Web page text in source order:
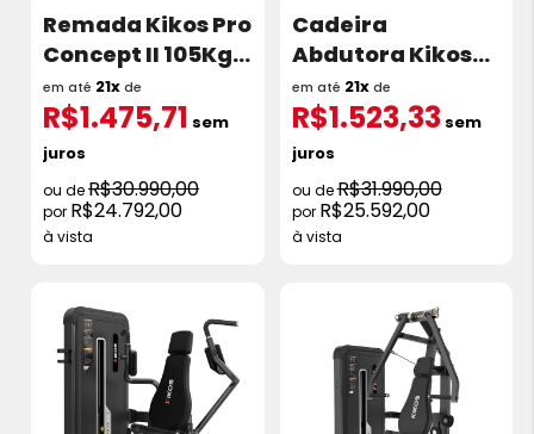
Remada Kikos Pro
Concept II 105Kg
C2S34
R$30.990,00
R$24.792,00
à vista
em até 21xde
R$1.475,71 sem
juros
Cadeira
Abdutora Kikos
Concept 80kg
CNS75
R$31.990,00
R$25.592,00
à vista
em até 21xde
R$1.523,33sem
juros